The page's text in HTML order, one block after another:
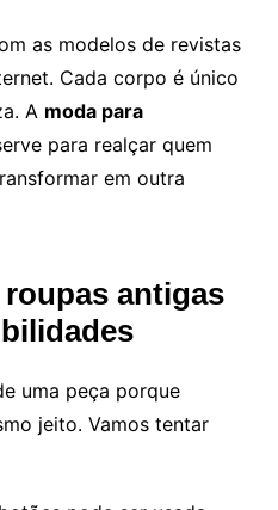
as modelos de revistas
Cada corpo é único
A moda para
para realçar quem
em outra
antigas
uma peça porque
jeito. Vamos tentar